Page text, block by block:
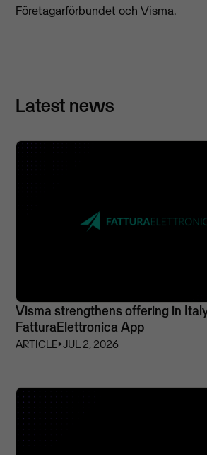
Företagarförbundet och Visma.
Latest news
Visma strengthens offering in
FatturaElettronica App
ARTICLE⏵JUL 2, 2026